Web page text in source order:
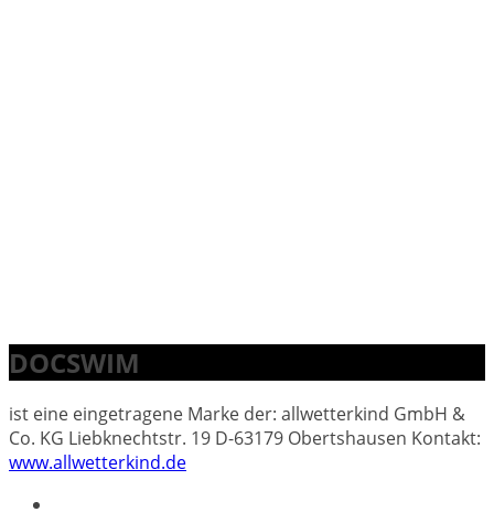
DOCSWIM
ist eine eingetragene Marke der: allwetterkind GmbH &
Co. KG Liebknechtstr. 19 D-63179 Obertshausen Kontakt:
www.allwetterkind.de